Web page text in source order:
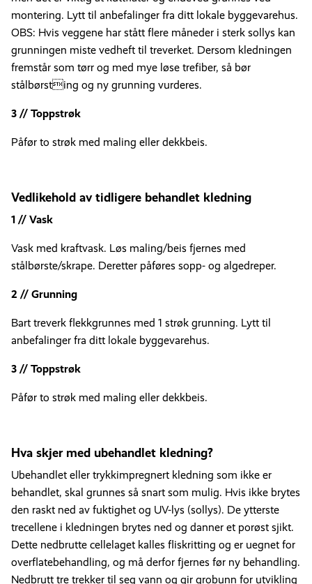
montering. Lytt til anbefalinger fra ditt lokale byggevarehus.
OBS: Hvis veggene har stått flere måneder i sterk sollys kan
grunningen miste vedheft til treverket. Dersom kledningen
fremstår som tørr og med mye løse trefiber, så bør
stålbørsting og ny grunning vurderes.
3 // Toppstrøk
Påfør to strøk med maling eller dekkbeis.
Vedlikehold av tidligere behandlet kledning
1 // Vask
Vask med kraftvask. Løs maling/beis fjernes med
stålbørste/skrape. Deretter påføres sopp- og algedreper.
2 // Grunning
Bart treverk flekkgrunnes med 1 strøk grunning. Lytt til
anbefalinger fra ditt lokale byggevarehus.
3 // Toppstrøk
Påfør to strøk med maling eller dekkbeis.
Hva skjer med ubehandlet kledning?
Ubehandlet eller trykkimpregnert kledning som ikke er
behandlet, skal grunnes så snart som mulig. Hvis ikke brytes
den raskt ned av fuktighet og UV-lys (sollys). De ytterste
trecellene i kledningen brytes ned og danner et porøst sjikt.
Dette nedbrutte cellelaget kalles fliskritting og er uegnet for
overflatebehandling, og må derfor fjernes før ny behandling.
Nedbrutt tre trekker til seg vann og gir grobunn for utvikling